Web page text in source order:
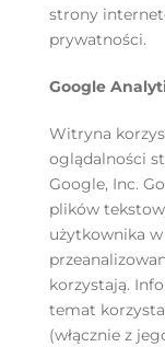
strony
prywatności.
Google
Witryna
oglądalności
Google, Inc.
plików
użytkownika
korzystają.
temat
(włącznie z